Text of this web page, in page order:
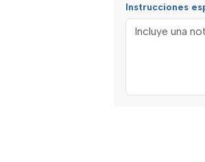
Instrucciones